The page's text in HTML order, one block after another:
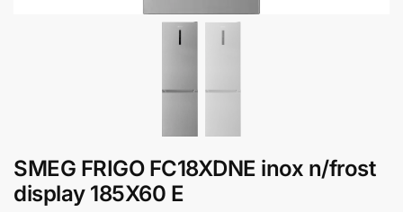
SMEG FRIGO FC18XDNE inox n/frost
display 185X60 E